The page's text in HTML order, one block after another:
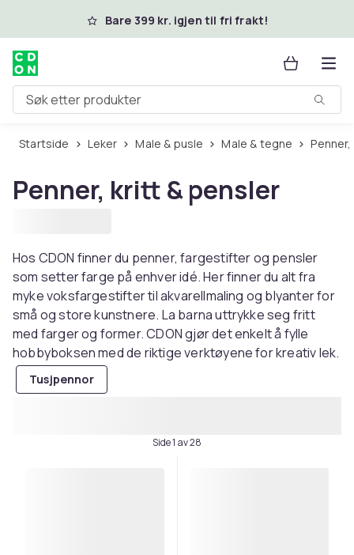
Hopp til hovedinnholdBare 399 kr. igjen til fri frakt!
Søk etter produkter
Startside Leker Male & pusle Male & tegne
Penner, kritt & pensler
Hos CDON finner du penner, fargestifter og pensler
som setter farge på enhver idé. Her finner du alt fra
myke voksfargestifter til akvarellmaling og blyanter for
små og store kunstnere. La barna uttrykke seg fritt
med farger og former. CDON gjør det enkelt å fylle
hobbyboksen med de riktige verktøyene for kreativ lek.
Tusjpennor
Side 1 av 28